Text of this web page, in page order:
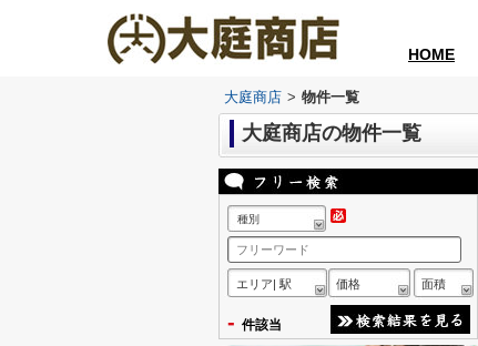
HOME
大庭商店 > 物件一覧
大庭商店の物件一覧
種別
エリア| 駅 価格 面積
- 件該当